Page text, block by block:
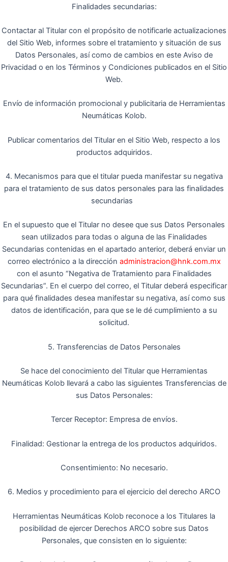
Finalidades secundarias:
Contactar al Titular con el propósito de notificarle actualizaciones
del Sitio Web, informes sobre el tratamiento y situación de sus
Datos Personales, así como de cambios en este Aviso de
Privacidad o en los Términos y Condiciones publicados en el Sitio
Web.
Envío de información promocional y publicitaria de Herramientas
Neumáticas Kolob.
Publicar comentarios del Titular en el Sitio Web, respecto a los
productos adquiridos.
4. Mecanismos para que el titular pueda manifestar su negativa
para el tratamiento de sus datos personales para las finalidades
secundarias
En el supuesto que el Titular no desee que sus Datos Personales
sean utilizados para todas o alguna de las Finalidades
Secundarias contenidas en el apartado anterior, deberá enviar un
correo electrónico a la dirección administracion@hnk.com.mx
con el asunto “Negativa de Tratamiento para Finalidades
Secundarias”. En el cuerpo del correo, el Titular deberá especificar
para qué finalidades desea manifestar su negativa, así como sus
datos de identificación, para que se le dé cumplimiento a su
solicitud.
5. Transferencias de Datos Personales
Se hace del conocimiento del Titular que Herramientas
Neumáticas Kolob llevará a cabo las siguientes Transferencias de
sus Datos Personales:
Tercer Receptor: Empresa de envíos.
Finalidad: Gestionar la entrega de los productos adquiridos.
Consentimiento: No necesario.
6. Medios y procedimiento para el ejercicio del derecho ARCO
Herramientas Neumáticas Kolob reconoce a los Titulares la
posibilidad de ejercer Derechos ARCO sobre sus Datos
Personales, que consisten en lo siguiente: